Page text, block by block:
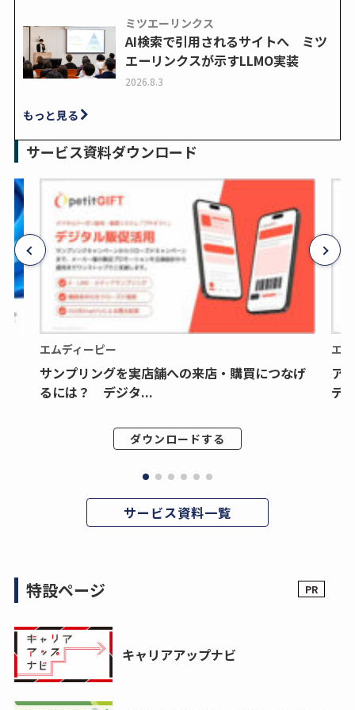
ミツエーリンクス
AI検索で引用されるサイトへ ミツ
エーリンクスが示すLLMO実装
2026.8.3
もっと見る
サービス資料ダウンロード
エムディーピー
サンプリングを実店舗への来店・購買につなげ
るには？ デジタ...
ダウンロードする
エ
ア
デ
サービス資料一覧
特設ページ
キャリアアップナビ